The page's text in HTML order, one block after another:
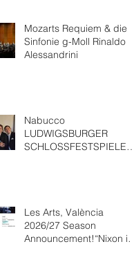
Mozarts Requiem & die
Sinfonie g-Moll Rinaldo
Alessandrini
Nabucco
LUDWIGSBURGER
SCHLOSSFESTSPIELEWit
Les Arts, València
2026/27 Season
Announcement!“Nixon in